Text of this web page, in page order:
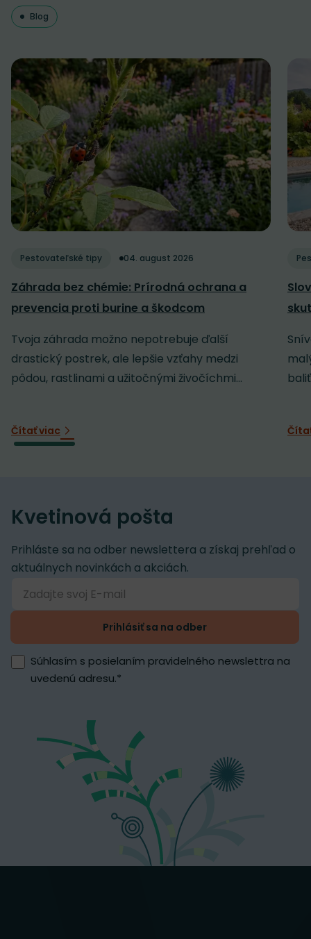
Blog
Pestovateľské tipy 04. august 2026
Záhrada bez chémie: Prírodná ochrana a
prevencia proti burine a škodcom
Tvoja záhrada možno nepotrebuje ďalší
drastický postrek, ale lepšie vzťahy medzi
pôdou, rastlinami a užitočnými živočíchmi...
Čítať viac
Kvetinová pošta
Prihláste sa na odber newslettera a získaj prehľad o
aktuálnych novinkách a akciách.
Prihlásiť sa na odber
Súhlasím s posielaním pravidelného newslettra na
uvedenú adresu.*